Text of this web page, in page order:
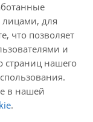
ГСК "Пламя", 4
для
что позволяет
и
страниц нашего
в нашей
.